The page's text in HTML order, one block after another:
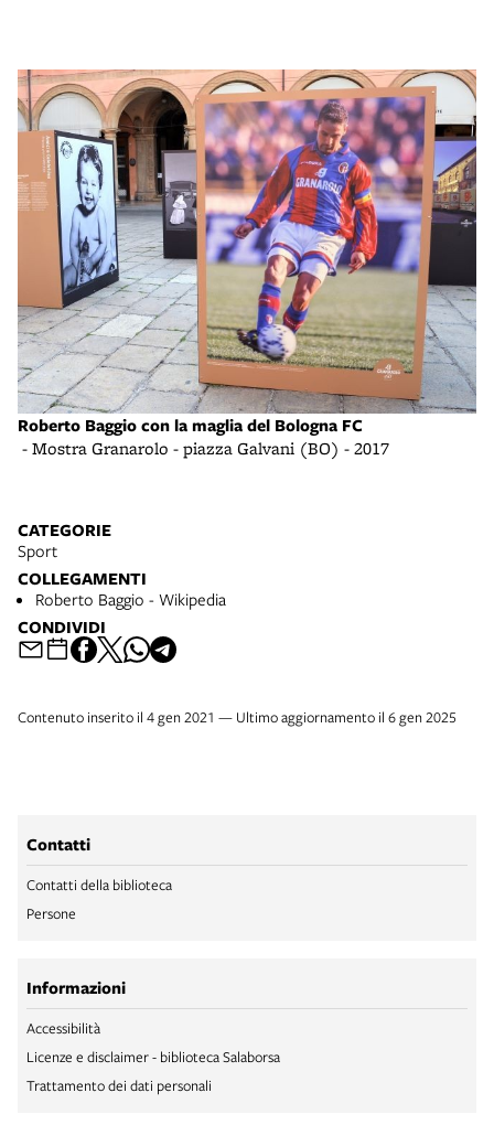
Roberto Baggio con la maglia del Bologna FC
- Mostra Granarolo - piazza Galvani (BO) - 2017
CATEGORIE
Sport
COLLEGAMENTI
Roberto Baggio - Wikipedia
CONDIVIDI
Contenuto inserito il 4 gen 2021 — Ultimo aggiornamento il 6 gen 2025
Contatti
Contatti della biblioteca
Persone
Informazioni
Accessibilità
Licenze e disclaimer - biblioteca Salaborsa
Trattamento dei dati personali